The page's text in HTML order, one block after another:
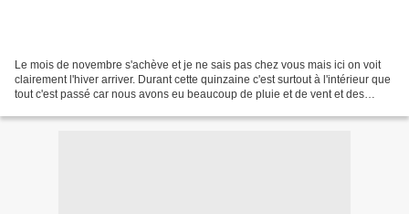
Le mois de novembre s'achève et je ne sais pas chez vous mais ici on voit
clairement l'hiver arriver. Durant cette quinzaine c'est surtout à l'intérieur que
tout c'est passé car nous avons eu beaucoup de pluie et de vent et des